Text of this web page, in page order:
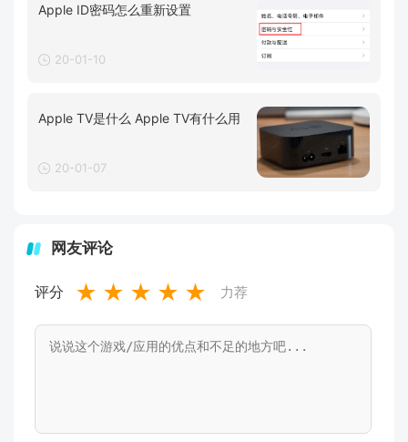
Apple ID密码怎么重新设置
20-01-10
Apple TV是什么 Apple TV有什么用
20-01-07
网友评论
评分 ★ ★ ★ ★ ★ 力荐